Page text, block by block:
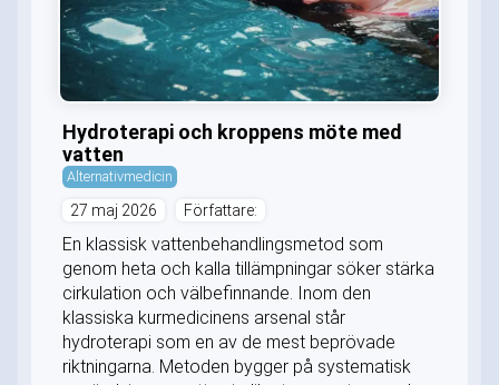
Hydroterapi och kroppens möte med
vatten
Alternativmedicin
27 maj 2026 Författare:
En klassisk vattenbehandlingsmetod som
genom heta och kalla tillämpningar söker stärka
cirkulation och välbefinnande. Inom den
klassiska kurmedicinens arsenal står
hydroterapi som en av de mest beprövade
riktningarna. Metoden bygger på systematisk